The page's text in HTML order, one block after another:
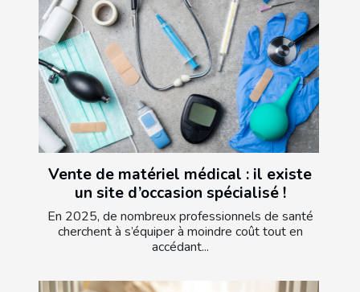
Vente de matériel médical : il existe
un site d’occasion spécialisé !
En 2025, de nombreux professionnels de santé
cherchent à s’équiper à moindre coût tout en
accédant...